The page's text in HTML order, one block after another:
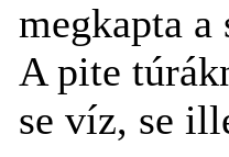
megkapta a
A pite
se víz, se